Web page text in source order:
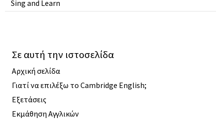
Sing and Learn
Σε αυτή την ιστοσελίδα
Αρχική σελίδα
Γιατί να επιλέξω το Cambridge English;
Εξετάσεις
Εκμάθηση Αγγλικών